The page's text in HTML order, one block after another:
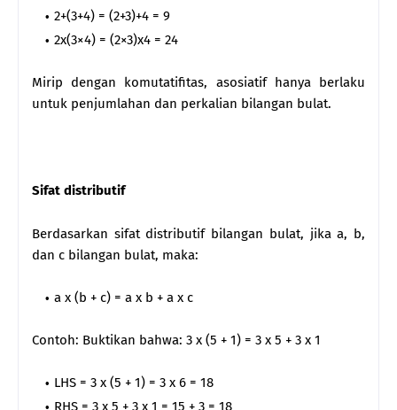
2+(3+4) = (2+3)+4 = 9
2x(3×4) = (2×3)x4 = 24
Mirip dengan komutatifitas, asosiatif hanya berlaku
untuk penjumlahan dan perkalian bilangan bulat.
Sifat distributif
Berdasarkan sifat distributif bilangan bulat, jika a, b,
dan c bilangan bulat, maka:
a x (b + c) = a x b + a x c
Contoh: Buktikan bahwa: 3 x (5 + 1) = 3 x 5 + 3 x 1
LHS = 3 x (5 + 1) = 3 x 6 = 18
RHS = 3 x 5 + 3 x 1 = 15 + 3 = 18